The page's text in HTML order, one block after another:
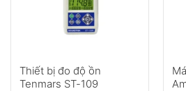
Thiết bị đo độ ồn
Tenmars ST-109